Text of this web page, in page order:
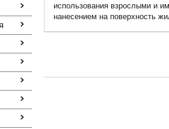
использования взрослыми и
нанесением на поверхность